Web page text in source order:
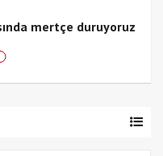
mertçe duruyoruz